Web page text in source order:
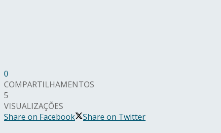
0
COMPARTILHAMENTOS
5
VISUALIZAÇÕES
Share on Facebook
Share on Twitter